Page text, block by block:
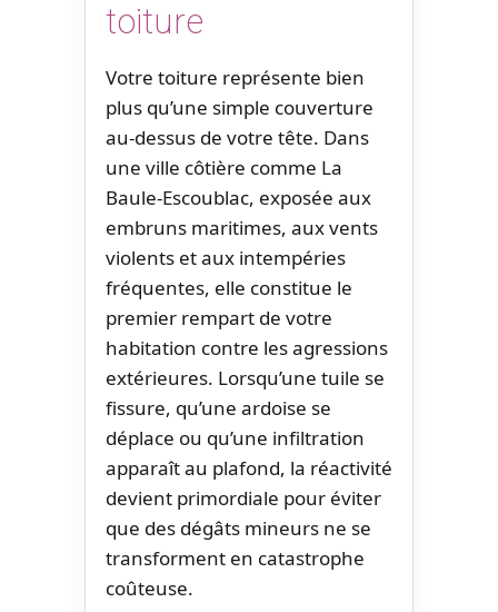
toiture
Votre toiture représente bien
plus qu’une simple couverture
au-dessus de votre tête. Dans
une ville côtière comme La
Baule-Escoublac, exposée aux
embruns maritimes, aux vents
violents et aux intempéries
fréquentes, elle constitue le
premier rempart de votre
habitation contre les agressions
extérieures. Lorsqu’une tuile se
fissure, qu’une ardoise se
déplace ou qu’une infiltration
apparaît au plafond, la réactivité
devient primordiale pour éviter
que des dégâts mineurs ne se
transforment en catastrophe
coûteuse.